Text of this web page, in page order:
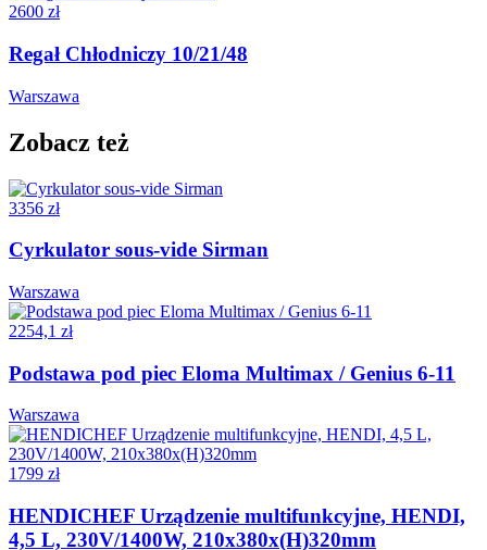
2600 zł
Regał Chłodniczy 10/21/48
Warszawa
Zobacz też
3356 zł
Cyrkulator sous-vide Sirman
Warszawa
2254,1 zł
Podstawa pod piec Eloma Multimax / Genius 6-11
Warszawa
1799 zł
HENDICHEF Urządzenie multifunkcyjne, HENDI,
4,5 L, 230V/1400W, 210x380x(H)320mm